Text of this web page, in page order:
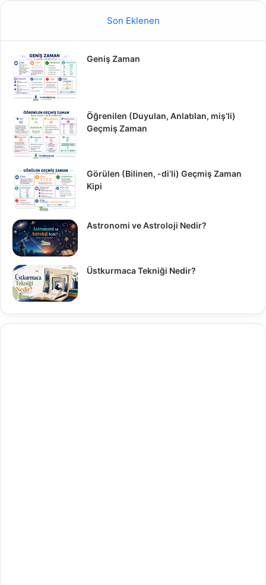
Son Eklenen
Geniş Zaman
Öğrenilen (Duyulan, Anlatılan, miş’li)
Geçmiş Zaman
Görülen (Bilinen, -di’li) Geçmiş Zaman
Kipi
Astronomi ve Astroloji Nedir?
Üstkurmaca Tekniği Nedir?